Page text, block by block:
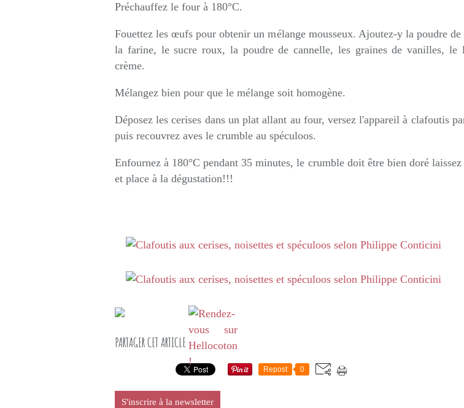
Préchauffez le four à 180°C.
Fouettez les œufs pour obtenir un mélange mousseux. Ajoutez-y la poudre de
la farine, le sucre roux, la poudre de cannelle, les graines de vanilles, le
crème.
Mélangez bien pour que le mélange soit homogène.
Déposez les cerises dans un plat allant au four, versez l'appareil à clafoutis
puis recouvrez aves le crumble au spéculoos.
Enfournez à 180°C pendant 35 minutes, le crumble doit être bien doré
et place à la dégustation!!!
PARTAGER CET ARTICLE
Repost 0
S'inscrire à la newsletter